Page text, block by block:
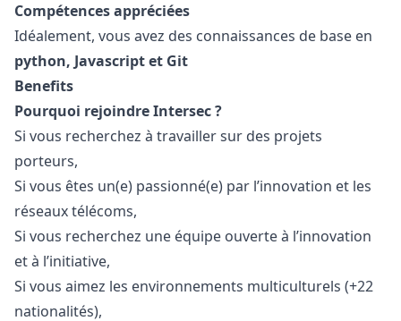
Compétences appréciées
Idéalement, vous avez des connaissances de base en
python, Javascriptet Git
Benefits
Pourquoi rejoindre Intersec ?
Si vous recherchez à travailler sur des projets
porteurs,
Si vous êtes un(e) passionné(e) par l’innovation et les
réseaux télécoms,
Si vous recherchez une équipe ouverte à l’innovation
et à l’initiative,
Si vous aimez les environnements multiculturels (+22
nationalités),